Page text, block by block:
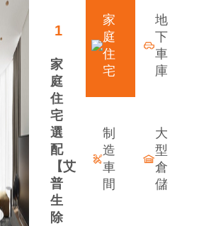
1
家
庭
住
宅
選
配
【艾
普
生
除
家
庭
住
宅
地
下
車
庫
制
造
車
間
大
型
倉
儲